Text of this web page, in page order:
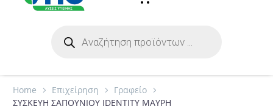
Home Eπιχείρηση
Γραφείο
ΣΥΣΚΕΥΗ ΣΑΠΟΥΝΙΟΥ IDENTITY ΜΑΥΡΗ